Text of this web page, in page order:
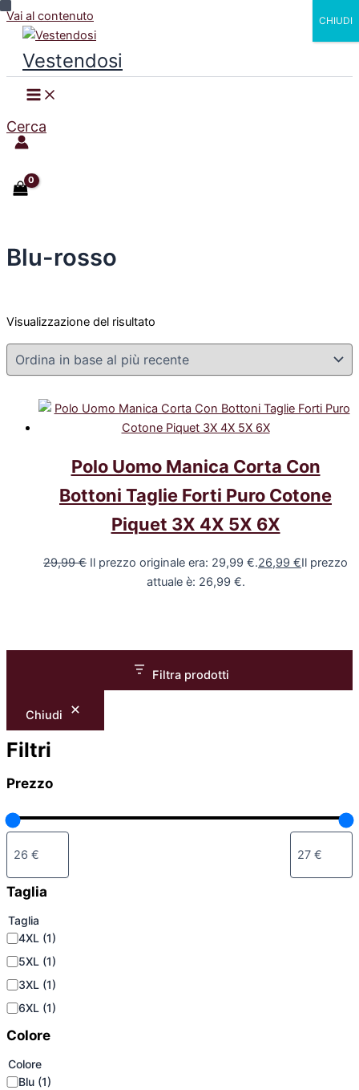
Vai al contenuto
Vestendosi
Cerca
Filtra prodotti
Chiudi
Filtri
Prezzo
Taglia
Taglia
4XL (1)
5XL (1)
3XL (1)
6XL (1)
Colore
Colore
Blu (1)
Blu-rosso
Visualizzazione del risultato
Polo Uomo Manica Corta Con
Bottoni Taglie Forti Puro Cotone
Piquet 3X 4X 5X 6X
29,99€ Il prezzo originale era: 29,99 €.26,99 €Il prezzo
attuale è: 26,99 €.
CHIUDI